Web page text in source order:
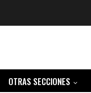
OTRAS SECCIONES